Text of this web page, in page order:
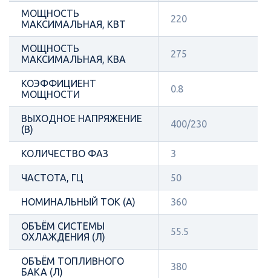
МОЩНОСТЬ
МАКСИМАЛЬНАЯ, КВТ
220
МОЩНОСТЬ
МАКСИМАЛЬНАЯ, КВА
275
КОЭФФИЦИЕНТ
МОЩНОСТИ
0.8
ВЫХОДНОЕ НАПРЯЖЕНИЕ
(В)
400/230
КОЛИЧЕСТВО ФАЗ 3
ЧАСТОТА, ГЦ 50
НОМИНАЛЬНЫЙ ТОК (А) 360
ОБЪЁМ СИСТЕМЫ
ОХЛАЖДЕНИЯ (Л)
55.5
ОБЪЁМ ТОПЛИВНОГО
БАКА (Л)
380